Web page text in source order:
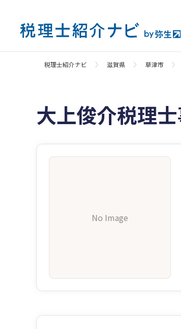
税理士紹介ナビ 滋賀県 草津市
大上俊介税理
No Image